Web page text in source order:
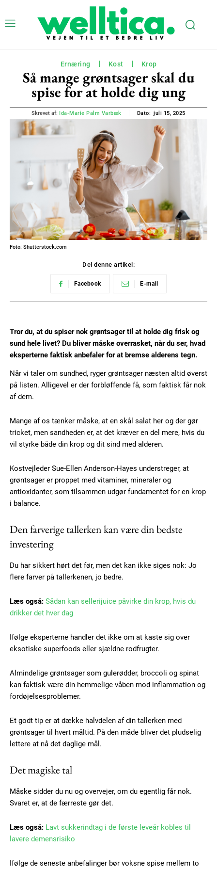
Subscription Plans
Ernæring Kost Krop
Så mange grøntsager skal du
spise for at holde dig ung
Skrevet af: Ida-Marie Palm Varbæk Dato: juli 15, 2025
Foto: Shutterstock.com
Del denne artikel:
Facebook E-mail
Tror du, at du spiser nok grøntsager til at holde dig frisk og
sund hele livet? Du bliver måske overrasket, når du ser, hvad
eksperterne faktisk anbefaler for at bremse alderens tegn.
Når vi taler om sundhed, ryger grøntsager næsten altid øverst
på listen. Alligevel er der forbløffende få, som faktisk får nok
af dem.
Mange af os tænker måske, at en skål salat her og der gør
tricket, men sandheden er, at det kræver en del mere, hvis du
vil styrke både din krop og dit sind med alderen.
Kostvejleder Sue-Ellen Anderson-Hayes understreger, at
grøntsager er proppet med vitaminer, mineraler og
antioxidanter, som tilsammen udgør fundamentet for en krop
i balance.
Den farverige tallerken kan være din bedste
investering
Du har sikkert hørt det før, men det kan ikke siges nok: Jo
flere farver på tallerkenen, jo bedre.
Læs også: Sådan kan sellerijuice påvirke din krop, hvis du
drikker det hver dag
Ifølge eksperterne handler det ikke om at kaste sig over
eksotiske superfoods eller sjældne rodfrugter.
Almindelige grøntsager som gulerødder, broccoli og spinat
kan faktisk være din hemmelige våben mod inflammation og
fordøjelsesproblemer.
Et godt tip er at dække halvdelen af din tallerken med
grøntsager til hvert måltid. På den måde bliver det pludselig
lettere at nå det daglige mål.
Det magiske tal
Måske sidder du nu og overvejer, om du egentlig får nok.
Svaret er, at de færreste gør det.
Læs også: Lavt sukkerindtag i de første leveår kobles til
lavere demensrisiko
Ifølge de seneste anbefalinger bør voksne spise mellem to